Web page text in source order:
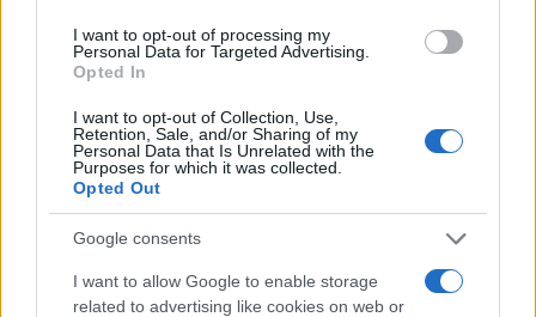
I want to opt-out of processing my
Personal Data for Targeted Advertising.
Opted In
I want to opt-out of Collection, Use,
Retention, Sale, and/or Sharing of my
Personal Data that Is Unrelated with the
Purposes for which it was collected.
Opted Out
Google consents
I want to allow Google to enable storage
related to advertising like cookies on web or